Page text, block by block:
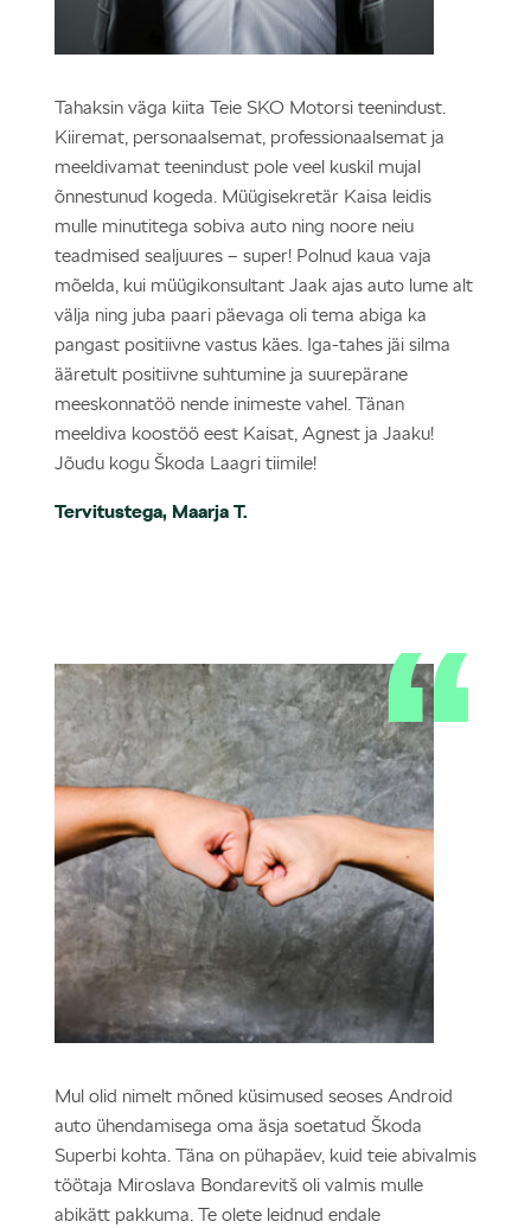
Tahaksin väga kiita Teie SKO Motorsi teenindust.
Kiiremat, personaalsemat, professionaalsemat ja
meeldivamat teenindust pole veel kuskil mujal
õnnestunud kogeda. Müügisekretär Kaisa leidis
mulle minutitega sobiva auto ning noore neiu
teadmised sealjuures – super! Polnud kaua vaja
mõelda, kui müügikonsultant Jaak ajas auto lume alt
välja ning juba paari päevaga oli tema abiga ka
pangast positiivne vastus käes. Iga-tahes jäi silma
ääretult positiivne suhtumine ja suurepärane
meeskonnatöö nende inimeste vahel. Tänan
meeldiva koostöö eest Kaisat, Agnest ja Jaaku!
Jõudu kogu Škoda Laagri tiimile!
Tervitustega, Maarja T.
Mul olid nimelt mõned küsimused seoses Android
auto ühendamisega oma äsja soetatud Škoda
Superbi kohta. Täna on pühapäev, kuid teie abivalmis
töötaja Miroslava Bondarevitš oli valmis mulle
abikätt pakkuma. Te olete leidnud endale